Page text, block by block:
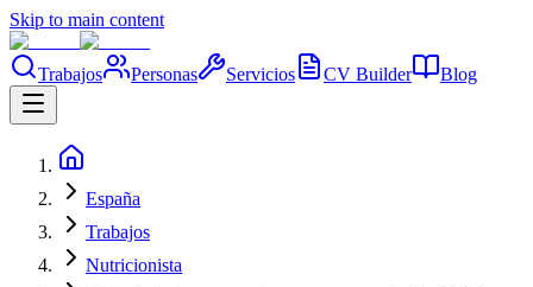
Skip to main content
Trabajos Personas Servicios CV Builder Blog
España
Trabajos
Nutricionista